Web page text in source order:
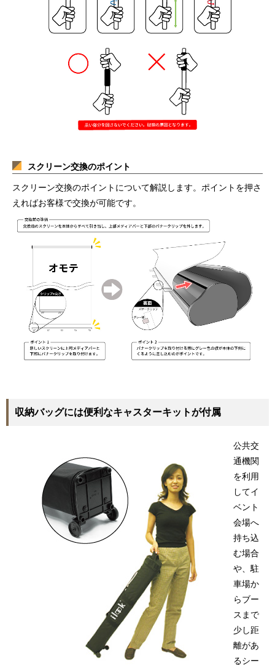
スクリーン交換のポイント
スクリーン交換のポイントについて解説します。ポイントを押さ
えればお客様で交換が可能です。
収納バッグには便利なキャスターキットが付属
公共交
通機関
を利用
してイ
ベント
会場へ
持ち込
む場合
や、駐
車場か
らブー
スまで
少し距
離があ
るシー